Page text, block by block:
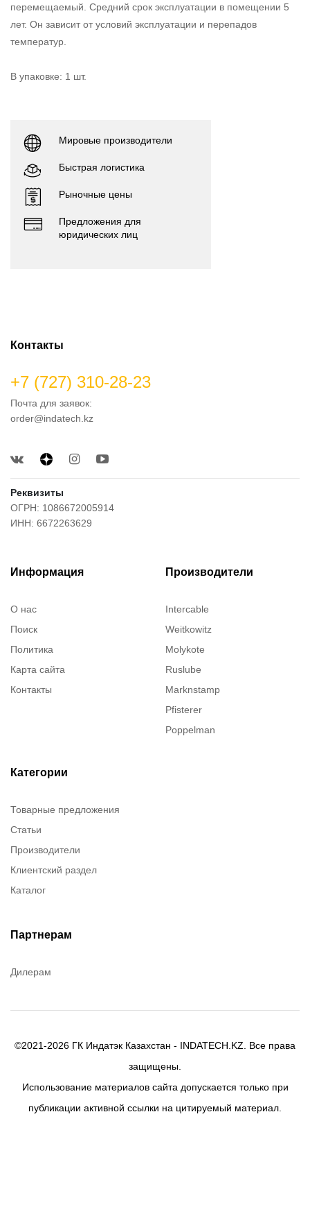
перемещаемый. Средний срок эксплуатации в помещении 5
лет. Он зависит от условий эксплуатации и перепадов
температур.
В упаковке: 1 шт.
Мировые производители
Быстрая логистика
Рыночные цены
Предложения для
юридических лиц
Контакты
+7 (727) 310-28-23
Почта для заявок:
order@indatech.kz
Реквизиты
ОГРН: 1086672005914
ИНН: 6672263629
Информация
О нас
Поиск
Политика
Карта сайта
Контакты
Производители
Intercable
Weitkowitz
Molykote
Ruslube
Marknstamp
Pfisterer
Poppelman
Категории
Товарные предложения
Статьи
Производители
Клиентский раздел
Каталог
Партнерам
Дилерам
©2021-2026 ГК Индатэк Казахстан - INDATECH.KZ. Все права
защищены.
Использование материалов сайта допускается только при
публикации активной ссылки на цитируемый материал.